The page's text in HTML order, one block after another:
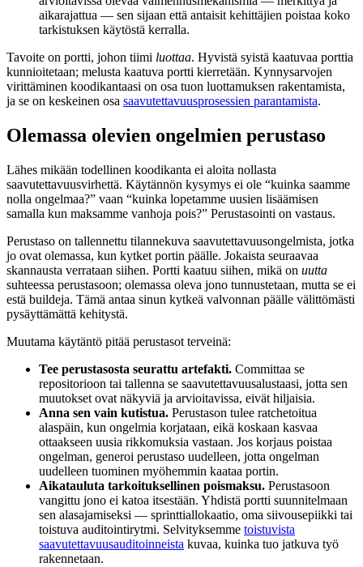
aikarajattua — sen sijaan että antaisit kehittäjien poistaa koko
tarkistuksen käytöstä kerralla.
Tavoite on portti, johon tiimi luottaa. Hyvistä syistä kaatuvaa porttia
kunnioitetaan; melusta kaatuva portti kierretään. Kynnysarvojen
virittäminen koodikantaasi on osa tuon luottamuksen rakentamista,
ja se on keskeinen osa saavutettavuusprosessien parantamista.
Olemassa olevien ongelmien perustaso
Lähes mikään todellinen koodikanta ei aloita nollasta
saavutettavuusvirhettä. Käytännön kysymys ei ole “kuinka saamme
nolla ongelmaa?” vaan “kuinka lopetamme uusien lisäämisen
samalla kun maksamme vanhoja pois?” Perustasointi on vastaus.
Perustaso on tallennettu tilannekuva saavutettavuusongelmista, jotka
jo ovat olemassa, kun kytket portin päälle. Jokaista seuraavaa
skannausta verrataan siihen. Portti kaatuu siihen, mikä on uutta
suhteessa perustasoon; olemassa oleva jono tunnustetaan, mutta se ei
estä buildeja. Tämä antaa sinun kytkeä valvonnan päälle välittömästi
pysäyttämättä kehitystä.
Muutama käytäntö pitää perustasot terveinä:
Tee perustasosta seurattu artefakti. Committaa se
repositorioon tai tallenna se saavutettavuusalustaasi, jotta sen
muutokset ovat näkyviä ja arvioitavissa, eivät hiljaisia.
Anna sen vain kutistua. Perustason tulee ratchetoitua
alaspäin, kun ongelmia korjataan, eikä koskaan kasvaa
ottaakseen uusia rikkomuksia vastaan. Jos korjaus poistaa
ongelman, generoi perustaso uudelleen, jotta ongelman
uudelleen tuominen myöhemmin kaataa portin.
Aikatauluta tarkoituksellinen poismaksu. Perustasoon
vangittu jono ei katoa itsestään. Yhdistä portti suunnitelmaan
sen alasajamiseksi — sprinttiallokaatio, oma siivousepiikki tai
toistuva auditointirytmi. Selvityksemme toistuvista
saavutettavuusauditoinneista kuvaa, kuinka tuo jatkuva työ
rakennetaan.